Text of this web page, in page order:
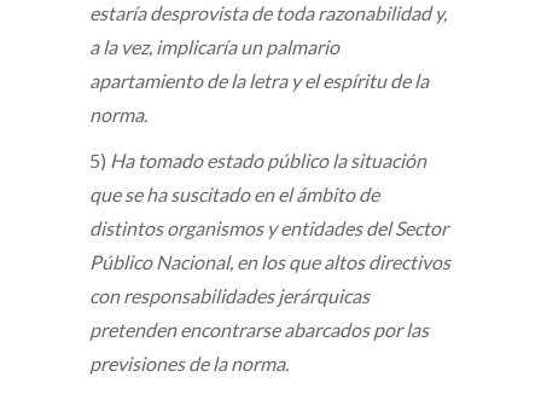
estaría desprovista de toda razonabilidad y,
a la vez, implicaría un palmario
apartamiento de la letra y el espíritu de la
norma.
5) Ha tomado estado público la situación
que se ha suscitado en el ámbito de
distintos organismos y entidades del Sector
Público Nacional, en los que altos directivos
con responsabilidades jerárquicas
pretenden encontrarse abarcados por las
previsiones de la norma.